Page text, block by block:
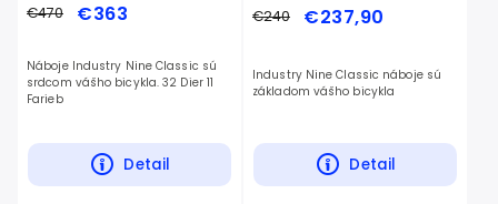
€470 €363
Detail
Náboje Industry Nine Classic sú
srdcom vášho bicykla. 32 Dier 11
Farieb
€240 €237,90
Detail
Industry Nine Classic náboje sú
základom vášho bicykla